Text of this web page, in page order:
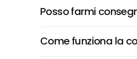
Posso farmi
Come funziona la